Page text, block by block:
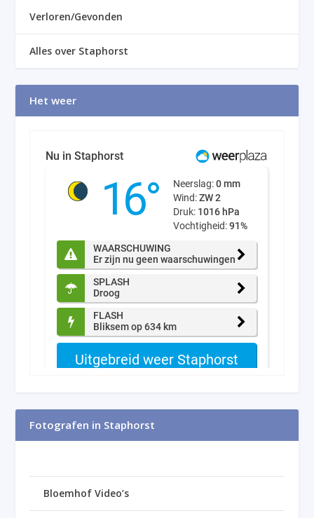
Verloren/Gevonden
Alles over Staphorst
Het weer
Fotografen in Staphorst
Bloemhof Video’s